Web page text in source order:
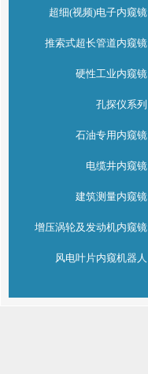
超细(视频)电子内窥镜
推索式超长管道内窥镜
硬性工业内窥镜
孔探仪系列
石油专用内窥镜
电缆井内窥镜
建筑测量内窥镜
增压涡轮及发动机内窥镜
风电叶片内窥机器人